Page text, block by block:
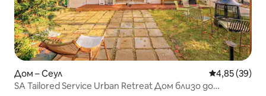
Дом – Сеул Средна
4,85 (39)
SA Tailored Service Urban Retreat Дом близо до